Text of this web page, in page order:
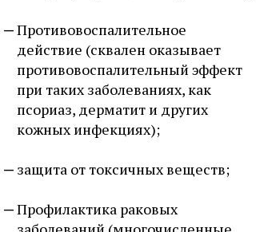
Противовоспалительное
действие (сквален оказывает
противовоспалительный эффект
при таких заболеваниях, как
псориаз, дерматит и других
кожных инфекциях);
защита от токсичных веществ;
Профилактика раковых